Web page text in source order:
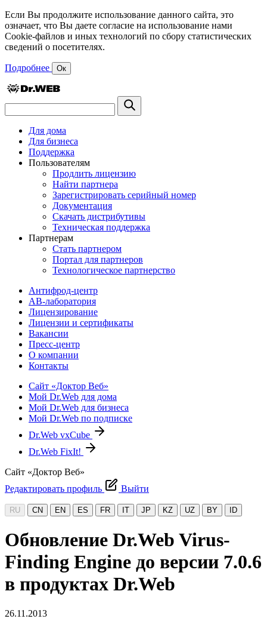
Если Вы продолжите использование данного сайта, это
означает, что Вы даете согласие на использование нами
Cookie-файлов и иных технологий по сбору статистических
сведений о посетителях.
Подробнее Ок
Для дома
Для бизнеса
Поддержка
Пользователям
Продлить лицензию
Найти партнера
Зарегистрировать серийный номер
Документация
Скачать дистрибутивы
Техническая поддержка
Партнерам
Стать партнером
Портал для партнеров
Технологическое партнерство
Антифрод-центр
АВ-лаборатория
Лицензирование
Лицензии и сертификаты
Вакансии
Пресс-центр
О компании
Контакты
Сайт «Доктор Веб»
Мой Dr.Web для дома
Мой Dr.Web для бизнеса
Мой Dr.Web по подписке
Dr.Web vxCube
Dr.Web FixIt!
Сайт «Доктор Веб»
Редактировать профиль
Выйти
RU CN EN ES FR IT JP KZ UZ BY ID
Обновление Dr.Web Virus-
Finding Engine до версии 7.0.6
в продуктах Dr.Web
26.11.2013